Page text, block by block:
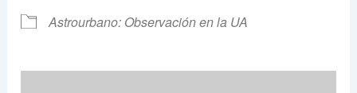
Astrourbano: Observación en la UA